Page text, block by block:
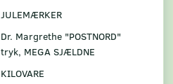
JULEMÆRKER
Dr. Margrethe "POSTNORD"
tryk, MEGA SJÆLDNE
KILOVARE